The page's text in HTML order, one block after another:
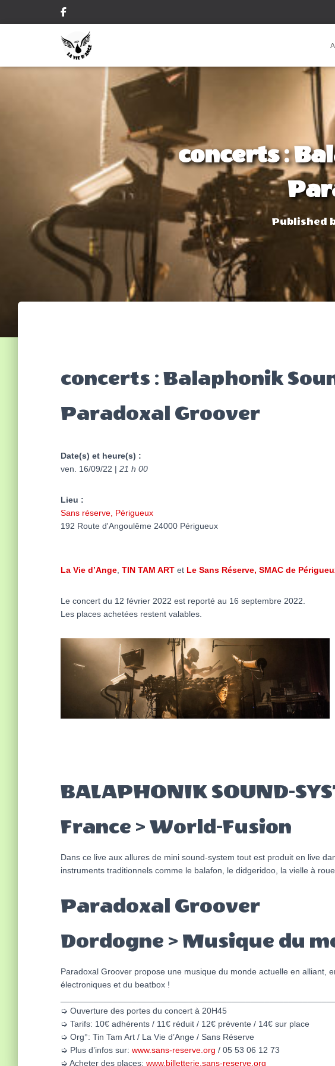
concerts :
Published
concerts : Balaphonik
Paradoxal Groover
Date(s) et heure(s) :
ven. 16/09/22 | 21 h 00
Lieu :
Sans réserve, Périgueux
192 Route d'Angoulême 24000 Périgueux
La Vie d’Ange TIN TAM ART et Le Sans Réserve, SMAC de
Le concert du 12 février 2022 est reporté au 16 septembre 2022.
Les places achetées restent valables.
BALAPHONIK SOUND-
France > World-Fusion
Dans ce live aux allures de mini sound-system tout est produit en live
instruments traditionnels comme le balafon, le didgeridoo, la vielle à
Paradoxal Groover
Dordogne > Musique du
Paradoxal Groover propose une musique du monde actuelle en alliant,
électroniques et du beatbox !
➭ Ouverture des portes du concert à 20H45
➭ Tarifs: 10€ adhérents / 11€ réduit / 12€ prévente / 14€ sur place
➭ Org°: Tin Tam Art / La Vie d’Ange / Sans Réserve
➭ Plus d’infos sur: www.sans-reserve.org / 05 53 06 12 73
➭ Acheter des places: www.billetterie.sans-reserve.org